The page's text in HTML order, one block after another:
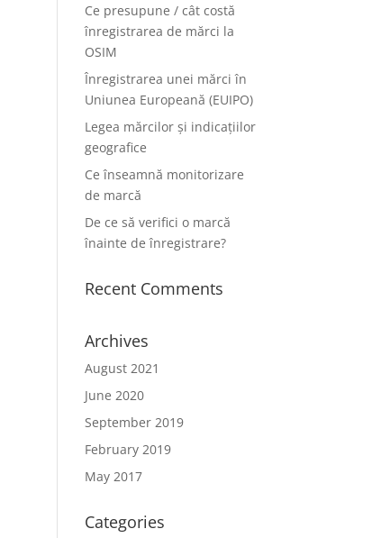
Ce presupune / cât costă
înregistrarea de mărci la
OSIM
Înregistrarea unei mărci în
Uniunea Europeană (EUIPO)
Legea mărcilor și indicațiilor
geografice
Ce înseamnă monitorizare
de marcă
De ce să verifici o marcă
înainte de înregistrare?
Recent Comments
Archives
August 2021
June 2020
September 2019
February 2019
May 2017
Categories